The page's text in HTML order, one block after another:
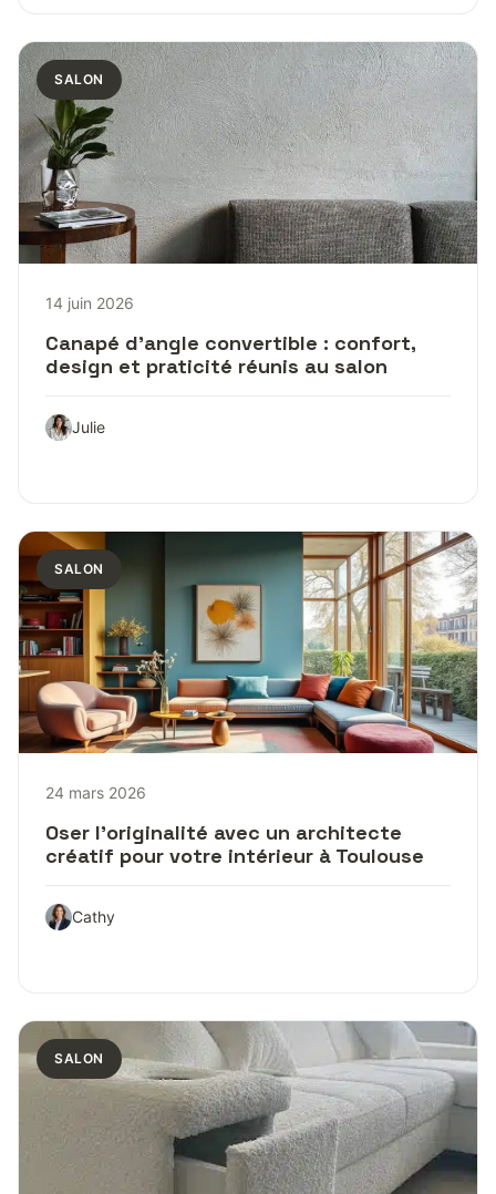
SALON
14 juin 2026
Canapé d’angle convertible : confort,
design et praticité réunis au salon
Julie
SALON
24 mars 2026
Oser l’originalité avec un architecte
créatif pour votre intérieur à Toulouse
Cathy
SALON